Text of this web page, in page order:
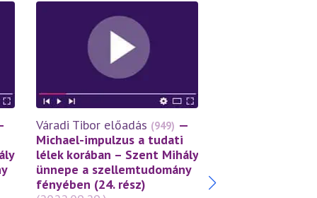
Váradi Tibor előadás (949) —
Michael-impulzus a tudati
lélek korában – Szent Mihály
ünnepe a szellemtudomány
fényében (24. rész)